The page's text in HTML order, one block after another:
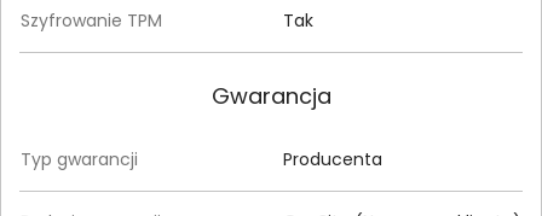
Szyfrowanie TPM Tak
Gwarancja
Typ gwarancji Producenta